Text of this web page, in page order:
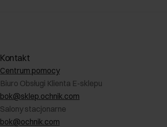
Kontakt
Centrum pomocy
Biuro Obsługi Klienta E-sklepu
bok@sklep.ochnik.com
Salony stacjonarne
bok@ochnik.com